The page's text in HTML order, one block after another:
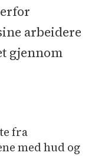
arbeidere
gjennom
fra
med hud og